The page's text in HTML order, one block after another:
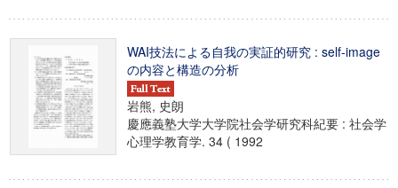
WAI技法による自我の実証的研究 : self-image
の内容と構造の分析
岩熊, 史朗
慶應義塾大学大学院社会学研究科紀要 : 社会学
心理学教育学. 34 ( 1992